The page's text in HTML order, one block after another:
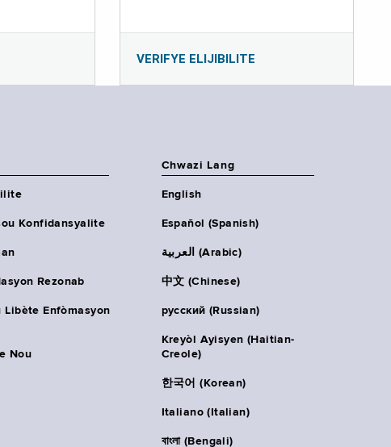
VERIFYE ELIJIBILITE
Konfidansyalite
Rezonab
Libète Enfòmasyon
Nou
Chwazi Lang
English
Español (Spanish)
العربية (Arabic)
中文 (Chinese)
русский (Russian)
Kreyòl Ayisyen (Haitian-
Creole)
한국어 (Korean)
Italiano (Italian)
বাংলা (Bengali)